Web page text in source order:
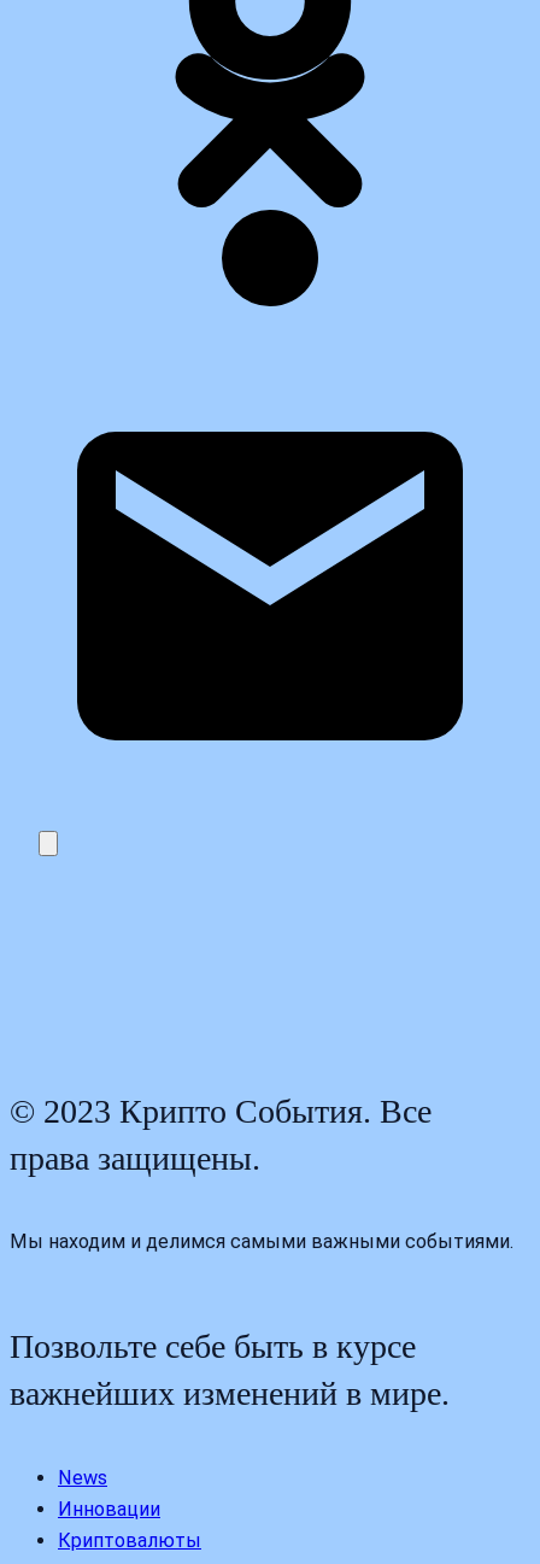
© 2023 Крипто События. Все
права защищены.
Мы находим и делимся самыми важными событиями.
Позвольте себе быть в курсе
важнейших изменений в мире.
News
Инновации
Криптовалюты